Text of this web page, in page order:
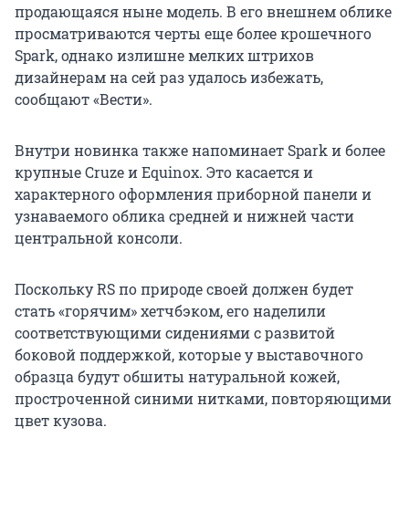
продающаяся ныне модель. В его внешнем облике
просматриваются черты еще более крошечного
Spark, однако излишне мелких штрихов
дизайнерам на сей раз удалось избежать,
сообщают «Вести».
Внутри новинка также напоминает Spark и более
крупные Cruze и Equinox. Это касается и
характерного оформления приборной панели и
узнаваемого облика средней и нижней части
центральной консоли.
Поскольку RS по природе своей должен будет
стать «горячим» хетчбэком, его наделили
соответствующими сидениями с развитой
боковой поддержкой, которые у выставочного
образца будут обшиты натуральной кожей,
простроченной синими нитками, повторяющими
цвет кузова.